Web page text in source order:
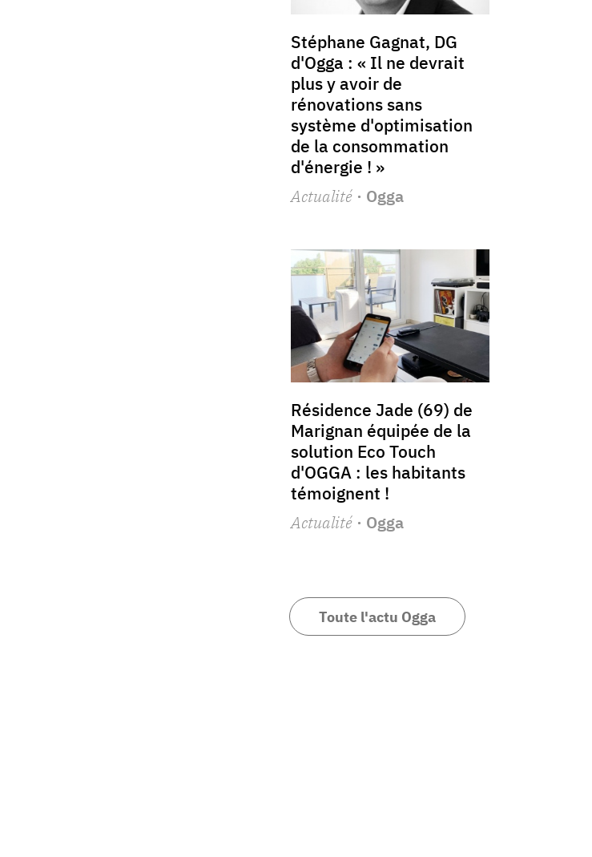
Stéphane Gagnat, DG
d'Ogga : « Il ne devrait
plus y avoir de
rénovations sans
système d'optimisation
de la consommation
d'énergie ! »
Actualité· Ogga
Résidence Jade (69) de
Marignan équipée de la
solution Eco Touch
d'OGGA : les habitants
témoignent !
Actualité· Ogga
Toute l'actu Ogga